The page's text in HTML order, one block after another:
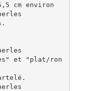
cm environ
et "plat/ron